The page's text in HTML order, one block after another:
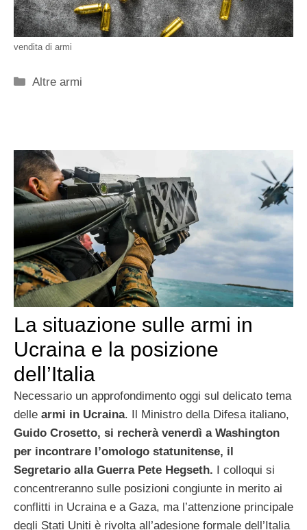
vendita di armi
Categorie
Altre armi
La situazione sulle armi in
Ucraina e la posizione
dell’Italia
Necessario un approfondimento oggi sul delicato tema
delle armi in Ucraina. Il Ministro della Difesa italiano,
Guido Crosetto, si recherà venerdì a Washington
per incontrare l’omologo statunitense, il
Segretario alla Guerra Pete Hegseth. I colloqui si
concentreranno sulle posizioni congiunte in merito ai
conflitti in Ucraina e a Gaza, ma l’attenzione principale
degli Stati Uniti è rivolta all’adesione formale dell’Italia